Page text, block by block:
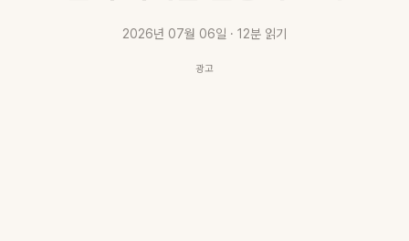
2026년 07월 06일 · 12분 읽기
광고